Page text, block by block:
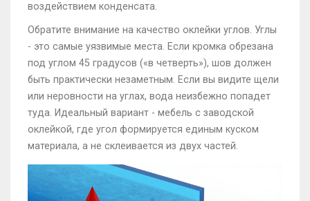
воздействием конденсата.
Обратите внимание на качество оклейки углов. Углы
- это самые уязвимые места. Если кромка обрезана
под углом 45 градусов («в четверть»), шов должен
быть практически незаметным. Если вы видите щели
или неровности на углах, вода неизбежно попадет
туда. Идеальный вариант - мебель с заводской
оклейкой, где угол формируется единым куском
материала, а не склеивается из двух частей.